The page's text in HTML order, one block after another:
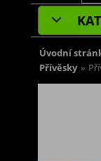
Úvodní
Přívěsky »